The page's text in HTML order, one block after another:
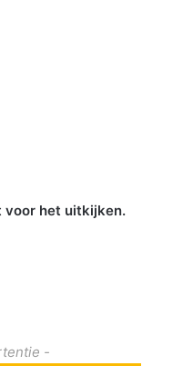
voor het uitkijken.
-